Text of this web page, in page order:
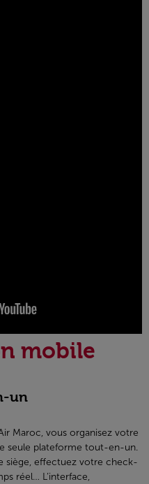
mobile
un
Maroc, vous organisez votre
seule plateforme tout-en-un.
siège, effectuez votre check-
réel… L’interface,